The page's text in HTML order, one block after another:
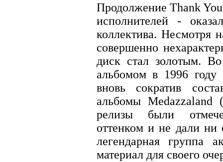
Продолжение Thank
исполнителей -
коллектива. Несмотря
совершенно
диск стал золотым.
альбомом в 1996
вновь сократив
альбомы
релизы были
оттенком и не дали ни
легендарная группа
материал для своего